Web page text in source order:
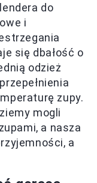
do
i
się dbałość o
odzież
zupy.
mogli
a nasza
a